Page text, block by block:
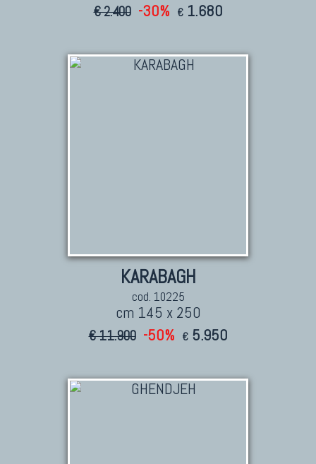
€ 2.400 -30% € 1.680
KARABAGH
cod. 10225
cm 145 x 250
€ 11.900 -50% € 5.950